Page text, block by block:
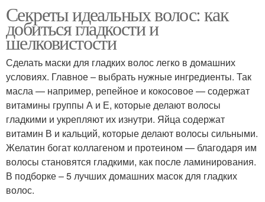
Секреты идеальных волос: как
добиться гладкости и
шелковистости
Сделать маски для гладких волос легко в домашних
условиях. Главное – выбрать нужные ингредиенты. Так
масла — например, репейное и кокосовое — содержат
витамины группы А и Е, которые делают волосы
гладкими и укрепляют их изнутри. Яйца содержат
витамин В и кальций, которые делают волосы сильными.
Желатин богат коллагеном и протеином — благодаря им
волосы становятся гладкими, как после ламинирования.
В подборке – 5 лучших домашних масок для гладких
волос.